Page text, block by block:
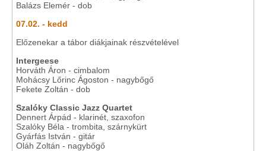
Balázs Elemér - dob
07.02. - kedd
Előzenekar a tábor diákjainak részvételével
Intergeese
Horváth Áron - cimbalom
Mohácsy Lőrinc Ágoston - nagybőgő
Fekete Zoltán - dob
Szalóky Classic Jazz Quartet
Dennert Árpád - klarinét, szaxofon
Szalóky Béla - trombita, szárnykürt
Gyárfás István - gitár
Oláh Zoltán - nagybőgő